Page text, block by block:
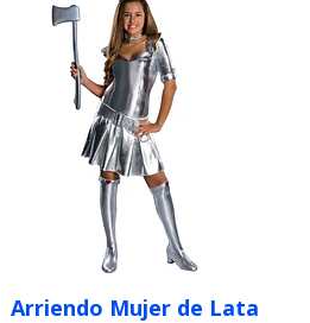
Arriendo Mujer de Lata